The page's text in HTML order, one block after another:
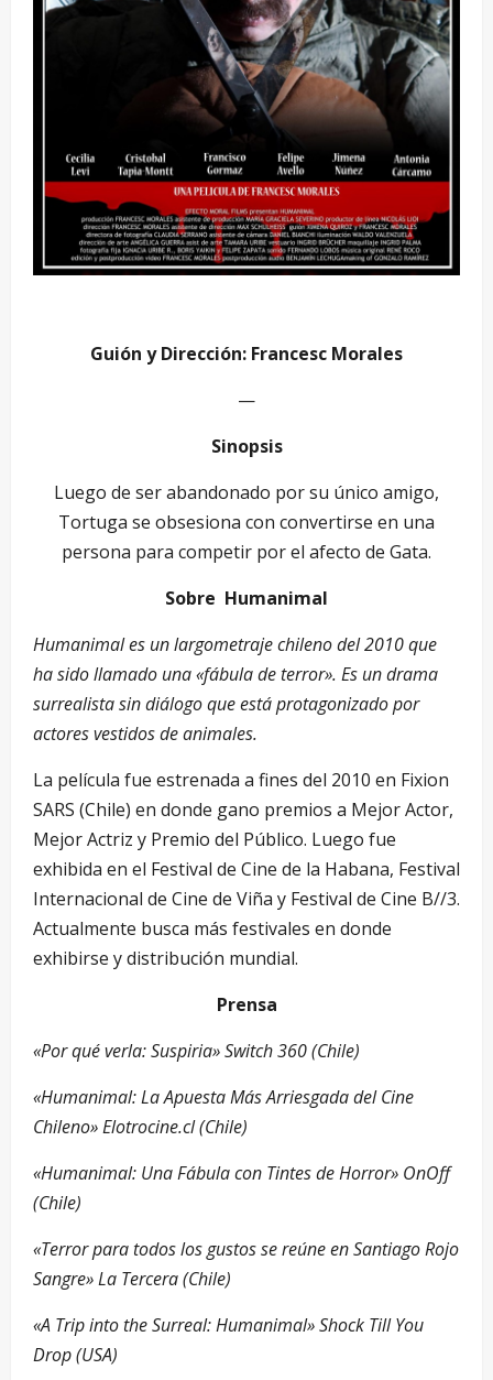
Guión y Dirección: Francesc Morales
—
Sinopsis
Luego de ser abandonado por su único amigo,
Tortuga se obsesiona con convertirse en una
persona para competir por el afecto de Gata.
Sobre Humanimal
Humanimal es un largometraje chileno del 2010 que
ha sido llamado una «fábula de terror». Es un drama
surrealista sin diálogo que está protagonizado por
actores vestidos de animales.
La película fue estrenada a fines del 2010 en Fixion
SARS (Chile) en donde gano premios a Mejor Actor,
Mejor Actriz y Premio del Público. Luego fue
exhibida en el Festival de Cine de la Habana, Festival
Internacional de Cine de Viña y Festival de Cine B//3.
Actualmente busca más festivales en donde
exhibirse y distribución mundial.
Prensa
«Por qué verla: Suspiria» Switch 360 (Chile)
«Humanimal: La Apuesta Más Arriesgada del Cine
Chileno» Elotrocine.cl (Chile)
«Humanimal: Una Fábula con Tintes de Horror» OnOff
(Chile)
«Terror para todos los gustos se reúne en Santiago Rojo
Sangre» La Tercera (Chile)
«A Trip into the Surreal: Humanimal» Shock Till You
Drop (USA)